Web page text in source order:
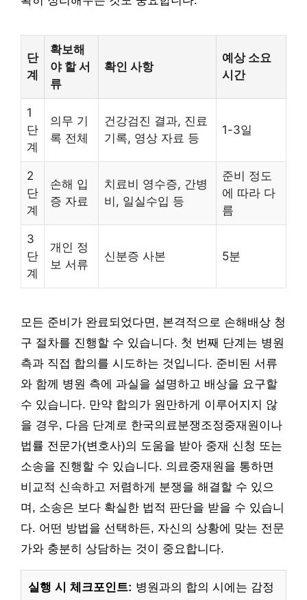
단
계
확보해
야 할 서
류
확인 사항
예상 소요
시간
1
단
계
의무 기
록 전체
건강검진 결과, 진료
기록, 영상 자료 등
1-3일
2
단
계
손해 입
증 자료
치료비 영수증, 간병
비, 일실수입 등
준비 정도
에 따라 다
름
3
단
계
개인 정
보 서류
신분증 사본 5분
모든 준비가 완료되었다면, 본격적으로 손해배상 청
구 절차를 진행할 수 있습니다. 첫 번째 단계는 병원
측과 직접 합의를 시도하는 것입니다. 준비된 서류
와 함께 병원 측에 과실을 설명하고 배상을 요구할
수 있습니다. 만약 합의가 원만하게 이루어지지 않
을 경우, 다음 단계로 한국의료분쟁조정중재원이나
법률 전문가(변호사)의 도움을 받아 중재 신청 또는
소송을 진행할 수 있습니다. 의료중재원을 통하면
비교적 신속하고 저렴하게 분쟁을 해결할 수 있으
며, 소송은 보다 확실한 법적 판단을 받을 수 있습니
다. 어떤 방법을 선택하든, 자신의 상황에 맞는 전문
가와 충분히 상담하는 것이 중요합니다.
실행 시 체크포인트: 병원과의 합의 시에는 감정